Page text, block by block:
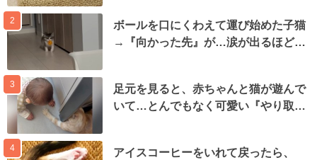
2
ボールを口にくわえて運び始めた子猫
→『向かった先』が…涙が出るほど…
3
足元を見ると、赤ちゃんと猫が遊んで
いて…とんでもなく可愛い『やり取…
4
アイスコーヒーをいれて戻ったら、